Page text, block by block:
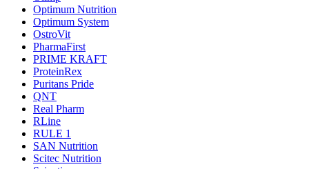
Optimum Nutrition
Optimum System
OstroVit
PharmaFirst
PRIME KRAFT
ProteinRex
Puritans Pride
QNT
Real Pharm
RLine
RULE 1
SAN Nutrition
Scitec Nutrition